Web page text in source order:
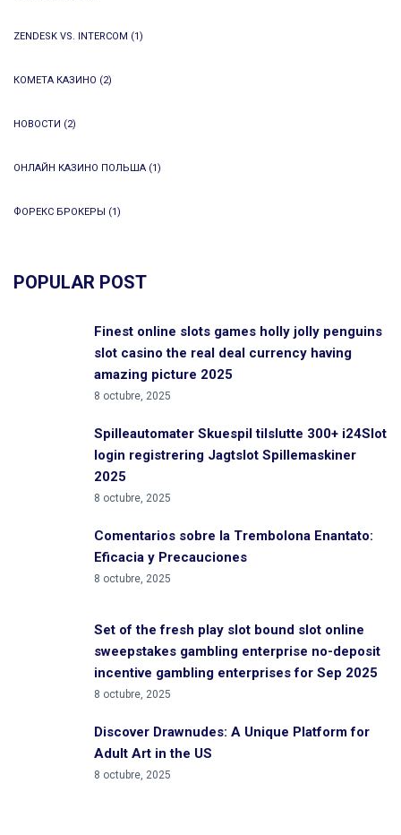
ZENDESK VS. INTERCOM (1)
КОМЕТА КАЗИНО (2)
НОВОСТИ (2)
ОНЛАЙН КАЗИНО ПОЛЬША (1)
ФОРЕКС БРОКЕРЫ (1)
POPULAR POST
Finest online slots games holly jolly penguins
slot casino the real deal currency having
amazing picture 2025
8 octubre, 2025
Spilleautomater Skuespil tilslutte 300+ i24Slot
login registrering Jagtslot Spillemaskiner
2025
8 octubre, 2025
Comentarios sobre la Trembolona Enantato:
Eficacia y Precauciones
8 octubre, 2025
Set of the fresh play slot bound slot online
sweepstakes gambling enterprise no-deposit
incentive gambling enterprises for Sep 2025
8 octubre, 2025
Discover Drawnudes: A Unique Platform for
Adult Art in the US
8 octubre, 2025